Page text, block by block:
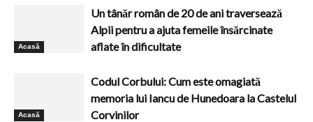
Acasă
Un tânăr român de 20 de ani traversează
Alpii pentru a ajuta femeile însărcinate
aflate în dificultate
Acasă
Codul Corbului: Cum este omagiată
memoria lui Iancu de Hunedoara la Castelul
Corvinilor